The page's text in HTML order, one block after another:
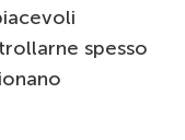
spesso